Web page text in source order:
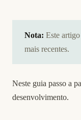
Nota: Este
mais recentes.
Neste guia passo a
desenvolvimento.